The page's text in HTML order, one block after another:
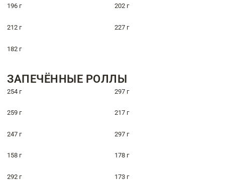
196 г 202 г
212 г 227 г
182 г
ЗАПЕЧЁННЫЕ РОЛЛЫ
254 г 297 г
259 г 217 г
247 г 297 г
158 г 178 г
292 г 173 г